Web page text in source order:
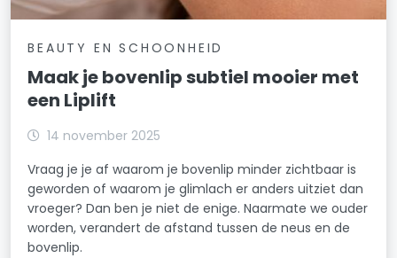
BEAUTY EN SCHOONHEID
Maak je bovenlip subtiel mooier met
een Liplift
14 november 2025
Vraag je je af waarom je bovenlip minder zichtbaar is
geworden of waarom je glimlach er anders uitziet dan
vroeger? Dan ben je niet de enige. Naarmate we ouder
worden, verandert de afstand tussen de neus en de
bovenlip.